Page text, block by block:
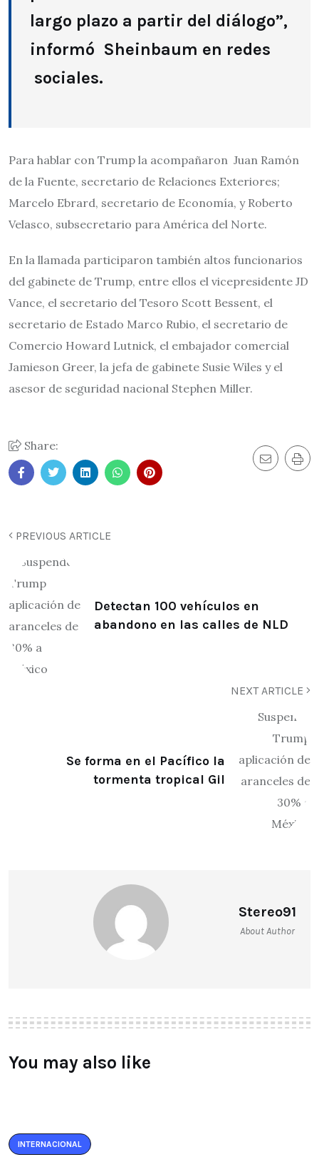
largo plazo a partir del diálogo”,
informó Sheinbaum en redes
sociales.
Para hablar con Trump la acompañaron Juan Ramón
de la Fuente, secretario de Relaciones Exteriores;
Marcelo Ebrard, secretario de Economía, y Roberto
Velasco, subsecretario para América del Norte.
En la llamada participaron también altos funcionarios
del gabinete de Trump, entre ellos el vicepresidente JD
Vance, el secretario del Tesoro Scott Bessent, el
secretario de Estado Marco Rubio, el secretario de
Comercio Howard Lutnick, el embajador comercial
Jamieson Greer, la jefa de gabinete Susie Wiles y el
asesor de seguridad nacional Stephen Miller.
Share:
PREVIOUS ARTICLE
Detectan 100 vehículos en
abandono en las calles de NLD
NEXT ARTICLE
Se forma en el Pacífico la
tormenta tropical Gil
Stereo91
About Author
You may also like
INTERNACIONAL